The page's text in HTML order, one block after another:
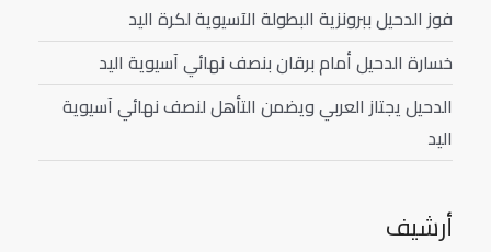
فوز الدحيل ببرونزية البطولة الآسيوية لكرة اليد
خسارة الدحيل أمام برقان بنصف نهائي آسيوية اليد
الدحيل يجتاز العربي ويضمن التأهل لنصف نهائي آسيوية
اليد
أرشيف